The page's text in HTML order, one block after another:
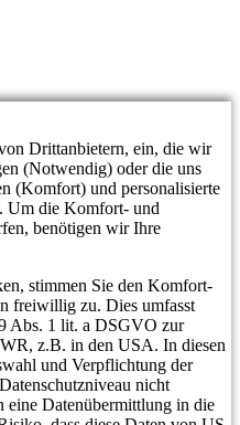
Drittanbietern, ein, die wir
(Notwendig) oder die uns
(Komfort) und personalisierte
Um die Komfort- und
benötigen wir Ihre
stimmen Sie den Komfort-
freiwillig zu. Dies umfasst
Abs. 1 lit. a DSGVO zur
z.B. in den USA. In diesen
und Verpflichtung der
nicht
eine Datenübermittlung in die